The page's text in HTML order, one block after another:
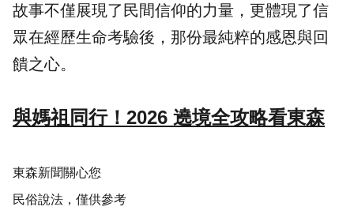
故事不僅展現了民間信仰的力量，更體現了信
眾在經歷生命考驗後，那份最純粹的感恩與回
饋之心。
與媽祖同行！2026 遶境全攻略看東森
東森新聞關心您
民俗說法，僅供參考